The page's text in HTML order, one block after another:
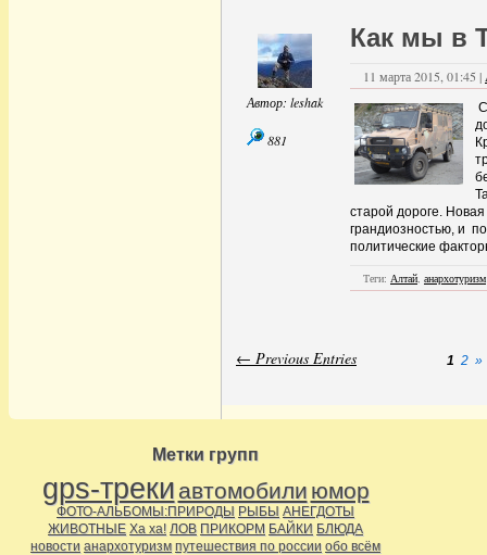
Автор: leshak
881
Как мы в
11 марта 2015, 01:45 |
старой дороге.
грандиозностью, и
политические
Теги: Алтай, анархотуризм
← Previous Entries 1 2 »
Метки групп
gps-треки автомобили юмор
ФОТО-АЛЬБОМЫ:ПРИРОДЫ РЫБЫ АНЕГДОТЫ
ЖИВОТНЫЕ Ха ха! ЛОВ ПРИКОРМ БАЙКИ БЛЮДА
новости анархотуризм путешествия по россии обо всём